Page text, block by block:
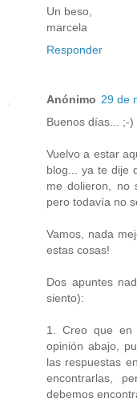
Un beso,
marcela
Responder
Anónimo 29 de
Buenos días... ;-)
Vuelvo a estar
blog... ya te dije
me dolieron, no
pero todavía no
Vamos, nada
estas cosas!
Dos apuntes
siento):
1. Creo que en
opinión abajo,
las respuestas
encontrarlas,
debemos